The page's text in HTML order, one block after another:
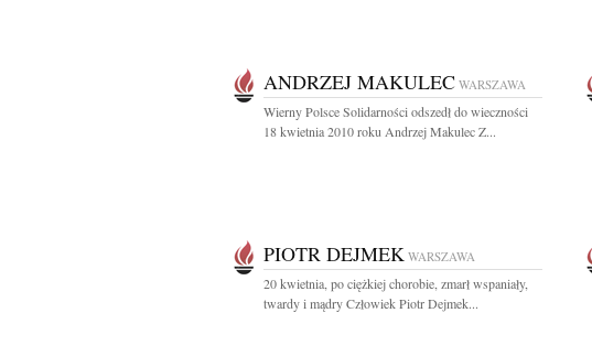
ANDRZEJ MAKULEC WARSZAWA
Wierny Polsce Solidarności odszedł do wieczności
18 kwietnia 2010 roku Andrzej Makulec Z...
PIOTR DEJMEK WARSZAWA
20 kwietnia, po ciężkiej chorobie, zmarł wspaniały,
twardy i mądry Człowiek Piotr Dejmek...